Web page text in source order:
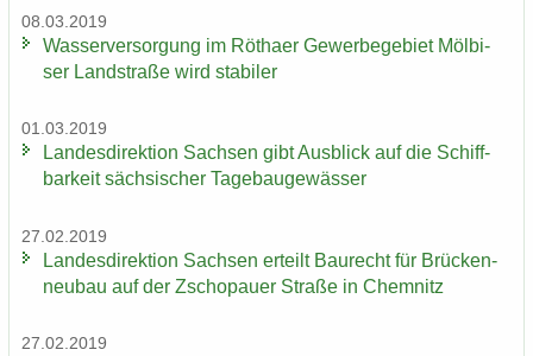
08.03.2019
Was­ser­ver­sor­gung im Rö­tha­er Ge­wer­be­ge­biet Möl­bi­
ser Land­stra­ße wird sta­bi­ler
01.03.2019
Lan­des­di­rek­ti­on Sach­sen gibt Aus­blick auf die Schiff­
bar­keit säch­si­scher Ta­ge­bau­ge­wäs­ser
27.02.2019
Lan­des­di­rek­ti­on Sach­sen er­teilt Bau­recht für Brü­cken­
neu­bau auf der Zscho­pau­er Stra­ße in Chem­nitz
27.02.2019